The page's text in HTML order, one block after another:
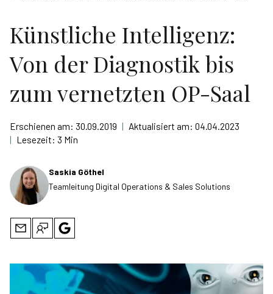
Künstliche Intelligenz:
Von der Diagnostik bis
zum vernetzten OP-Saal
Erschienen am: 30.09.2019 | Aktualisiert am: 04.04.2023
| Lesezeit: 3 Min
Saskia Göthel
Teamleitung Digital Operations & Sales Solutions